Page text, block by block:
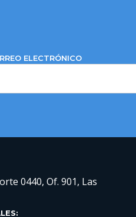
ELECTRÓNICO
0440, Of. 901, Las